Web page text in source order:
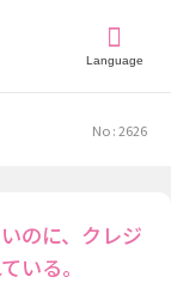
Language
No : 2626
のに、クレジ
いる。